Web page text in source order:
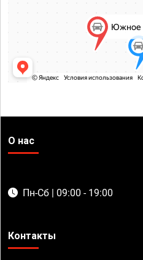
О нас
Пн-Сб | 09:00 - 19:00
Контакты